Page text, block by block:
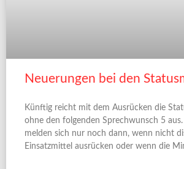
Neuerungen bei den
Künftig reicht mit dem Ausrücken die
ohne den folgenden Sprechwunsch 5 aus.
melden sich nur noch dann, wenn nicht
Einsatzmittel ausrücken oder wenn die